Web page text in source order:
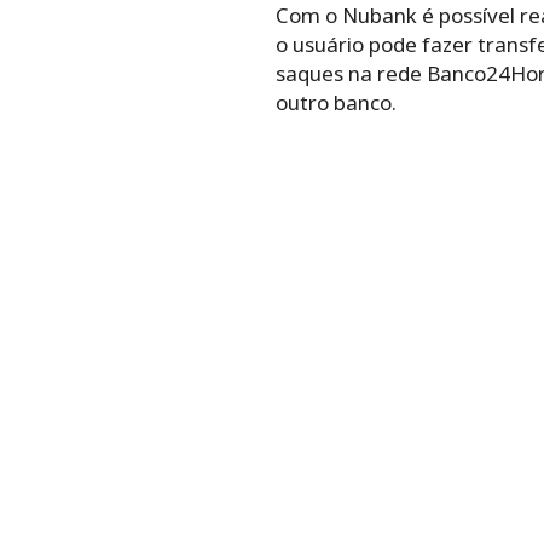
Com o Nubank é possível
o usuário pode fazer
saques na rede
outro banco.